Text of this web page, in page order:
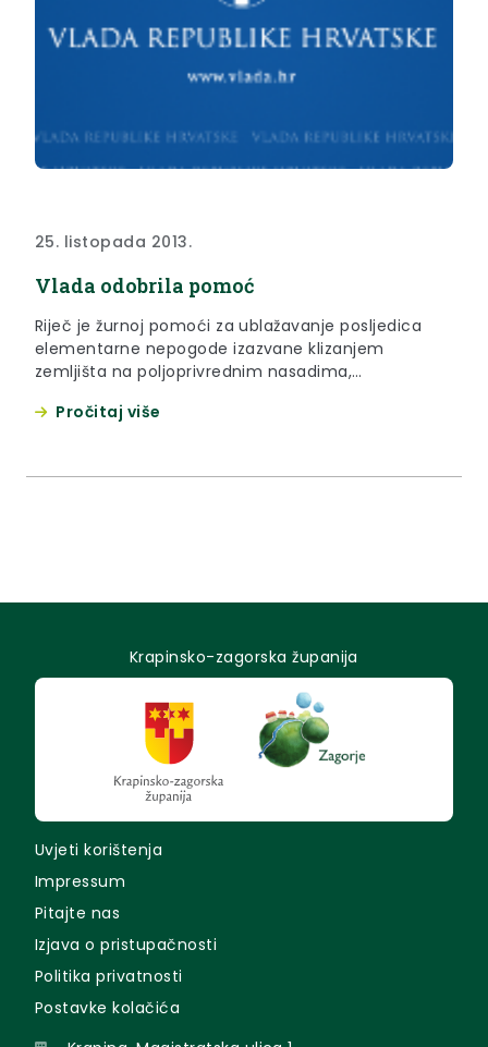
25. listopada 2013.
Vlada odobrila pomoć
Riječ je žurnoj pomoći za ublažavanje posljedica
elementarne nepogode izazvane klizanjem
zemljišta na poljoprivrednim nasadima,
sanaciju stambeno –građevinskih objekata, u
Pročitaj više
Krapinsko-zagorska županija
Uvjeti korištenja
Impressum
Pitajte nas
Izjava o pristupačnosti
Politika privatnosti
Postavke kolačića